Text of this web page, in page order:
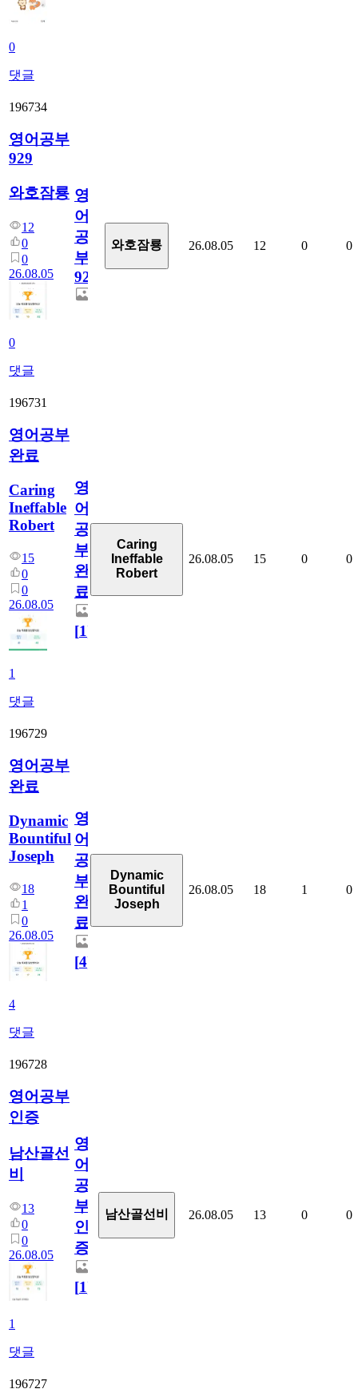
0
댓글
196734
영어공부
929
와호잠룡
12
0
0
26.08.05
0
댓글
영
어
공
부
929
와호잠룡 26.08.05 12 0 0
196731
영어공부
완료
Caring
Ineffable
Robert
15
0
0
26.08.05
1
댓글
영
어
공
부
완
료
[1]
Caring
Ineffable
Robert
26.08.05 15 0 0
196729
영어공부
완료
Dynamic
Bountiful
Joseph
18
1
0
26.08.05
4
댓글
영
어
공
부
완
료
[4]
Dynamic
Bountiful
Joseph
26.08.05 18 1 0
196728
영어공부
인증
남산골선
비
13
0
0
26.08.05
1
댓글
영
어
공
부
인
증
[1]
남산골선비 26.08.05 13 0 0
196727